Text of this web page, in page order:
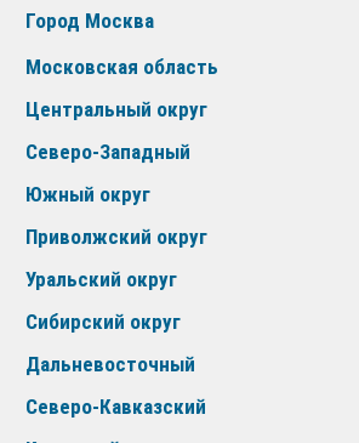
Город Москва
Московская область
Центральный округ
Северо-Западный
Южный округ
Приволжский округ
Уральский округ
Сибирский округ
Дальневосточный
Северо-Кавказский